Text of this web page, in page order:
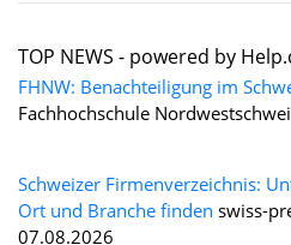
TOP NEWS - powered by
FHNW: Benachteiligung im
Fachhochschule
Schweizer Firmenverzeichnis:
Ort und Branche finden swiss-
07.08.2026